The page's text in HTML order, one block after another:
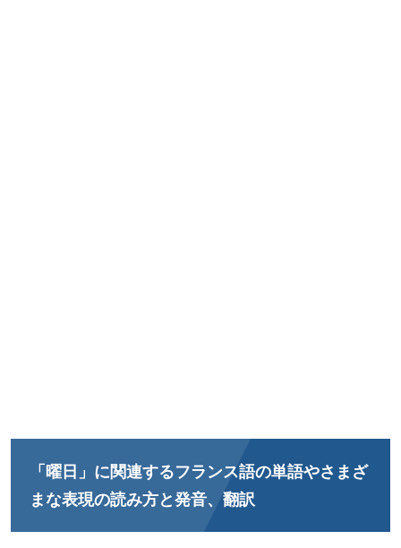
「曜日」に関連するフランス語の単語やさまざ
まな表現の読み方と発音、翻訳